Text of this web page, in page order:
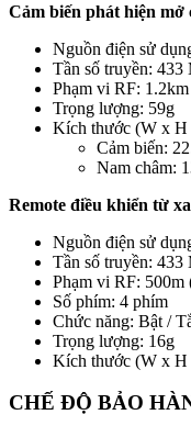
Cảm biến phát hiện mở
Nguồn điện sử
Tần số truyền: 433
Phạm vi RF:
Trọng lượng: 59g
Kích thước (W x H
Cảm biến:
Nam châm:
Remote điều khiển từ
Nguồn điện sử
Tần số truyền: 433
Phạm vi RF: 500m
Số phím: 4 phím
Chức năng: Bật /
Trọng lượng: 16g
Kích thước (W x H
CHẾ ĐỘ BẢO